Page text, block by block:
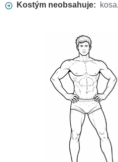
Černé
59 Kč
Kostým neobsahuje: